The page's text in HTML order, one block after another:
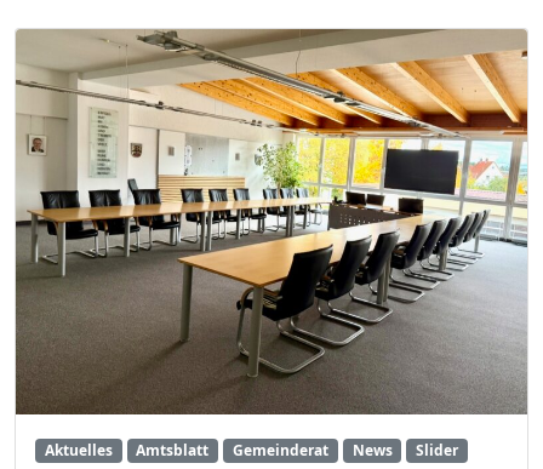
Aktuelles Amtsblatt Gemeinderat News Slider